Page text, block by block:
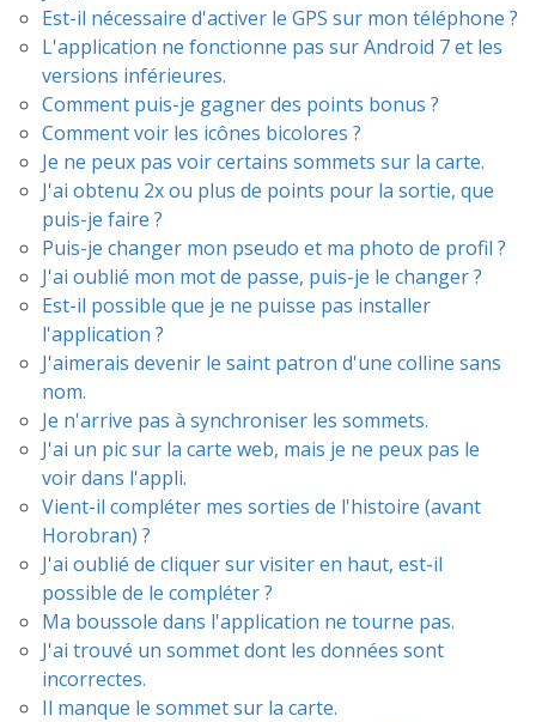
Est-il nécessaire d'activer le GPS sur mon téléphone ?
L'application ne fonctionne pas sur Android 7 et les
versions inférieures.
Comment puis-je gagner des points bonus ?
Comment voir les icônes bicolores ?
Je ne peux pas voir certains sommets sur la carte.
J'ai obtenu 2x ou plus de points pour la sortie, que
puis-je faire ?
Puis-je changer mon pseudo et ma photo de profil ?
J'ai oublié mon mot de passe, puis-je le changer ?
Est-il possible que je ne puisse pas installer
l'application ?
J'aimerais devenir le saint patron d'une colline sans
nom.
Je n'arrive pas à synchroniser les sommets.
J'ai un pic sur la carte web, mais je ne peux pas le
voir dans l'appli.
Vient-il compléter mes sorties de l'histoire (avant
Horobran) ?
J'ai oublié de cliquer sur visiter en haut, est-il
possible de le compléter ?
Ma boussole dans l'application ne tourne pas.
J'ai trouvé un sommet dont les données sont
incorrectes.
Il manque le sommet sur la carte.